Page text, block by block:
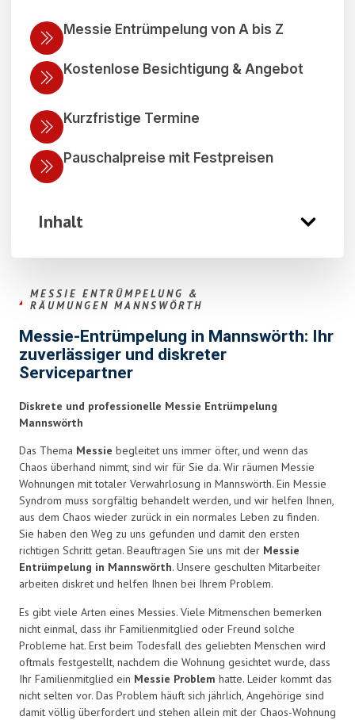
Messie Entrümpelung von A bis Z
Kostenlose Besichtigung & Angebot
Kurzfristige Termine
Pauschalpreise mit Festpreisen
Inhalt
MESSIE ENTRÜMPELUNG &
RÄUMUNGEN MANNSWÖRTH
Messie-Entrümpelung in Mannswörth: Ihr
zuverlässiger und diskreter
Servicepartner
Diskrete und professionelle Messie Entrümpelung
Mannswörth
Das Thema Messie begleitet uns immer öfter, und wenn das
Chaos überhand nimmt, sind wir für Sie da. Wir räumen Messie
Wohnungen mit totaler Verwahrlosung in Mannswörth. Ein Messie
Syndrom muss sorgfältig behandelt werden, und wir helfen Ihnen,
aus dem Chaos wieder zurück in ein normales Leben zu finden.
Sie haben den Weg zu uns gefunden und damit den ersten
richtigen Schritt getan. Beauftragen Sie uns mit der Messie
Entrümpelung in Mannswörth. Unsere geschulten Mitarbeiter
arbeiten diskret und helfen Ihnen bei Ihrem Problem.
Es gibt viele Arten eines Messies. Viele Mitmenschen bemerken
nicht einmal, dass ihr Familienmitglied oder Freund solche
Probleme hat. Erst beim Todesfall des geliebten Menschen wird
oftmals festgestellt, nachdem die Wohnung gesichtet wurde, dass
Ihr Familienmitglied ein Messie Problem hatte. Leider kommt das
nicht selten vor. Das Problem häuft sich jährlich, Angehörige sind
damit völlig überfordert und stehen allein mit der Chaos-Wohnung